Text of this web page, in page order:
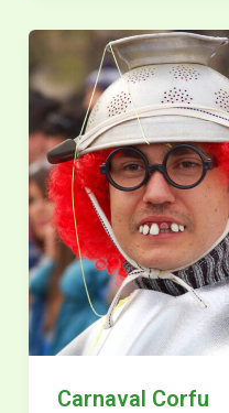
Carnaval Corfu